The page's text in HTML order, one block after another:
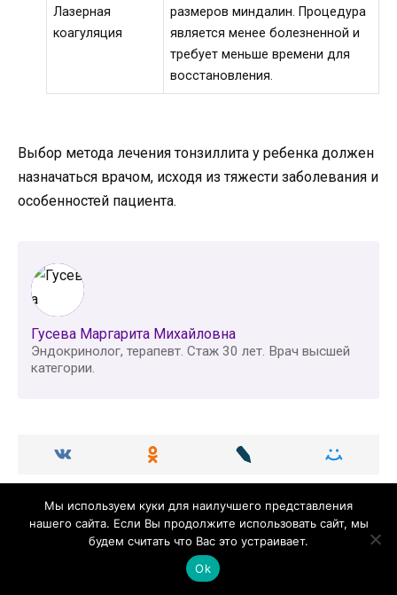
Лазерная
коагуляция
размеров миндалин. Процедура
является менее болезненной и
требует меньше времени для
восстановления.
Выбор метода лечения тонзиллита у ребенка должен
назначаться врачом, исходя из тяжести заболевания и
особенностей пациента.
Гусева Маргарита Михайловна
Эндокринолог, терапевт. Стаж 30 лет. Врач высшей
категории.
Навигация
Мы используем куки для наилучшего представления
нашего сайта. Если Вы продолжите использовать сайт, мы
будем считать что Вас это устраивает.
Ok